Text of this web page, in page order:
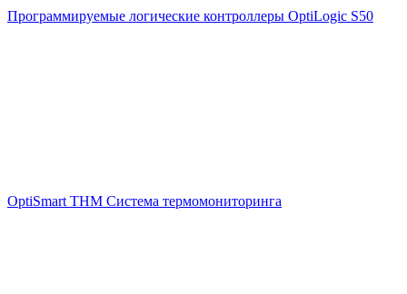
Программируемые логические контроллеры OptiLogic S50
OptiSmart THM Система термомониторинга